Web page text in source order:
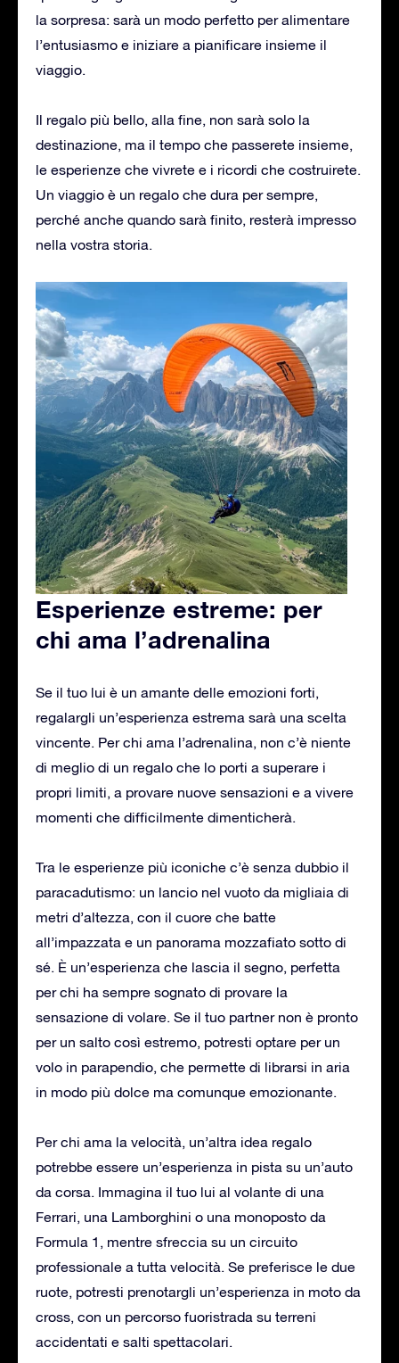
la sorpresa: sarà un modo perfetto per alimentare
l’entusiasmo e iniziare a pianificare insieme il
viaggio.
Il regalo più bello, alla fine, non sarà solo la
destinazione, ma il tempo che passerete insieme,
le esperienze che vivrete e i ricordi che costruirete.
Un viaggio è un regalo che dura per sempre,
perché anche quando sarà finito, resterà impresso
nella vostra storia.
Esperienze estreme: per
chi ama l’adrenalina
Se il tuo lui è un amante delle emozioni forti,
regalargli un’esperienza estrema sarà una scelta
vincente. Per chi ama l’adrenalina, non c’è niente
di meglio di un regalo che lo porti a superare i
propri limiti, a provare nuove sensazioni e a vivere
momenti che difficilmente dimenticherà.
Tra le esperienze più iconiche c’è senza dubbio il
paracadutismo: un lancio nel vuoto da migliaia di
metri d’altezza, con il cuore che batte
all’impazzata e un panorama mozzafiato sotto di
sé. È un’esperienza che lascia il segno, perfetta
per chi ha sempre sognato di provare la
sensazione di volare. Se il tuo partner non è pronto
per un salto così estremo, potresti optare per un
volo in parapendio, che permette di librarsi in aria
in modo più dolce ma comunque emozionante.
Per chi ama la velocità, un’altra idea regalo
potrebbe essere un’esperienza in pista su un’auto
da corsa. Immagina il tuo lui al volante di una
Ferrari, una Lamborghini o una monoposto da
Formula 1, mentre sfreccia su un circuito
professionale a tutta velocità. Se preferisce le due
ruote, potresti prenotargli un’esperienza in moto da
cross, con un percorso fuoristrada su terreni
accidentati e salti spettacolari.